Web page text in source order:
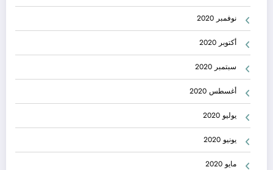
نوفمبر 2020
أكتوبر 2020
سبتمبر 2020
أغسطس 2020
يوليو 2020
يونيو 2020
مايو 2020